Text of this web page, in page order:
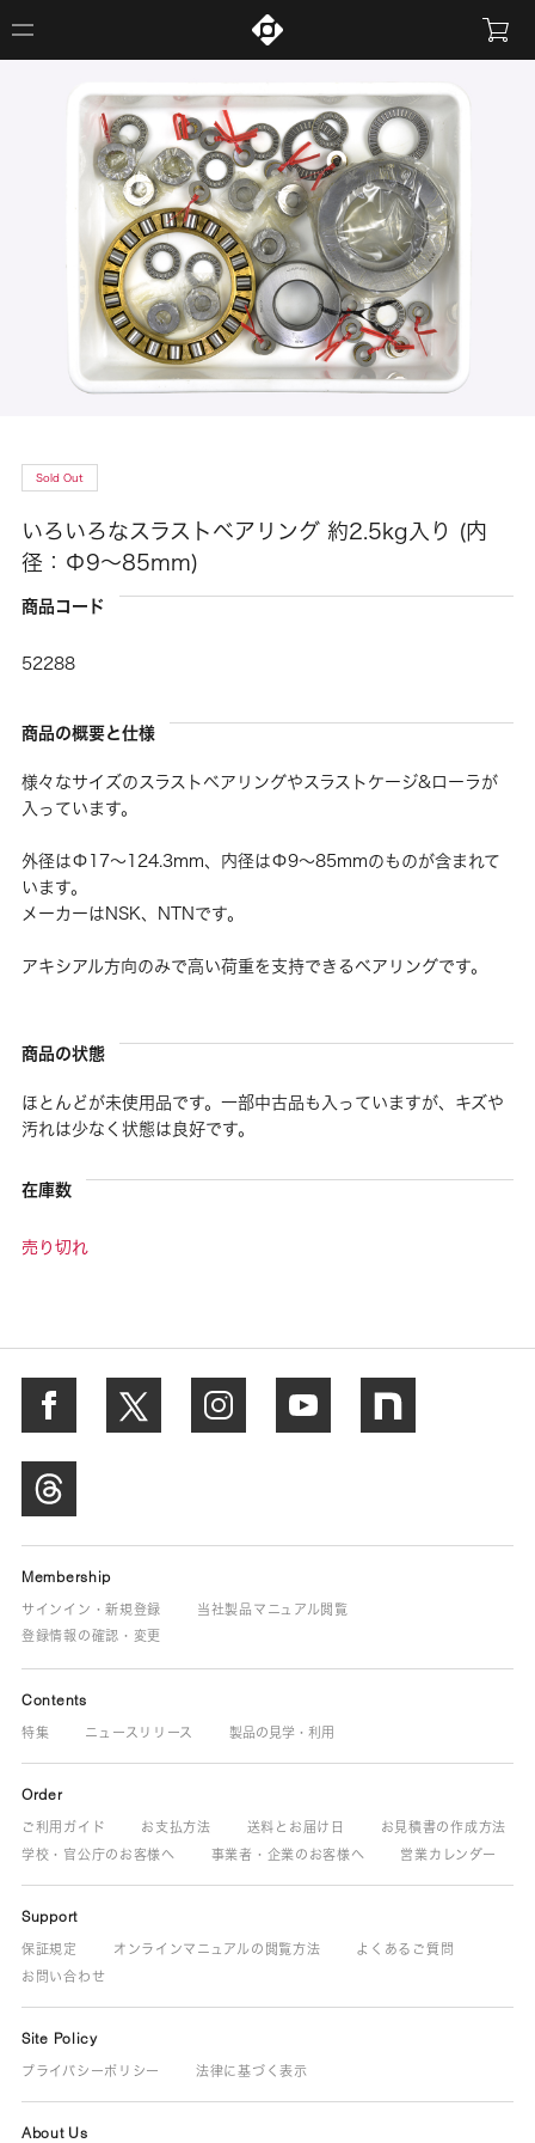
Sold Out
いろいろなスラストベアリング 約2.5kg入り (内
径：Φ9〜85mm)
商品コード
52288
商品の概要と仕様
様々なサイズのスラストベアリングやスラストケージ&ローラが
入っています。
外径はΦ17〜124.3mm、内径はΦ9〜85mmのものが含まれて
います。
メーカーはNSK、NTNです。
アキシアル方向のみで高い荷重を支持できるベアリングです。
商品の状態
ほとんどが未使用品です。一部中古品も入っていますが、キズや
汚れは少なく状態は良好です。
在庫数
売り切れ
Membership
サインイン・新規登録
当社製品マニュアル閲覧
登録情報の確認・変更
Contents
特集 ニュースリリース 製品の見学・利用
Order
ご利用ガイド お支払方法 送料とお届け日
お見積書の作成方法
学校・官公庁のお客様へ
事業者・企業のお客様へ 営業カレンダー
Support
保証規定 オンラインマニュアルの閲覧方法
よくあるご質問
お問い合わせ
Site Policy
プライバシーポリシー 法律に基づく表示
About Us